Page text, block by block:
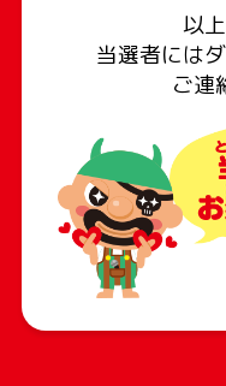
以
当選者には
ご連